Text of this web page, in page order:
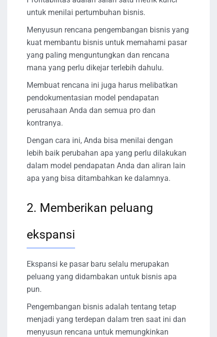
untuk menilai pertumbuhan bisnis.
Menyusun rencana pengembangan bisnis yang
kuat membantu bisnis untuk memahami pasar
yang paling menguntungkan dan rencana
mana yang perlu dikejar terlebih dahulu.
Membuat rencana ini juga harus melibatkan
pendokumentasian model pendapatan
perusahaan Anda dan semua pro dan
kontranya.
Dengan cara ini, Anda bisa menilai dengan
lebih baik perubahan apa yang perlu dilakukan
dalam model pendapatan Anda dan aliran lain
apa yang bisa ditambahkan ke dalamnya.
2. Memberikan peluang
ekspansi
Ekspansi ke pasar baru selalu merupakan
peluang yang didambakan untuk bisnis apa
pun.
Pengembangan bisnis adalah tentang tetap
menjadi yang terdepan dalam tren saat ini dan
menyusun rencana untuk memungkinkan